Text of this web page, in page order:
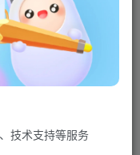
网单 梦幻专区
技术支持等服务